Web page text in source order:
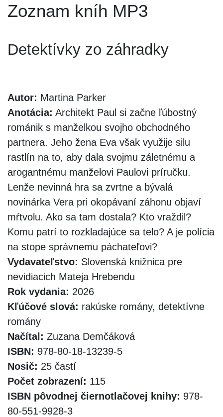
Zoznam kníh MP3
Detektívky zo záhradky
Autor: Martina Parker
Anotácia: Architekt Paul si začne ľúbostný
románik s manželkou svojho obchodného
partnera. Jeho žena Eva však využije silu
rastlín na to, aby dala svojmu záletnému a
arogantnému manželovi Paulovi príručku.
Lenže nevinná hra sa zvrtne a bývalá
novinárka Vera pri okopávaní záhonu objaví
mŕtvolu. Ako sa tam dostala? Kto vraždil?
Komu patrí to rozkladajúce sa telo? A je polícia
na stope správnemu páchateľovi?
Vydavateľstvo: Slovenská knižnica pre
nevidiacich Mateja Hrebendu
Rok vydania: 2026
Kľúčové slová: rakúske romány, detektívne
romány
Načítal: Zuzana Demčáková
ISBN: 978-80-18-13239-5
Nosič: 25 častí
Počet zobrazení: 115
ISBN pôvodnej čiernotlačovej knihy: 978-
80-551-9928-3